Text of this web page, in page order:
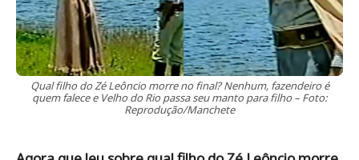
Qual filho do Zé Leôncio morre no final? Nenhum, fazendeiro é
quem falece e Velho do Rio passa seu manto para filho – Foto:
Reprodução/Manchete